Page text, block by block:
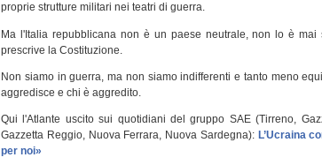
proprie strutture militari nei teatri di guerra.
Ma l'Italia repubblicana non è un paese neutrale, non lo è mai
prescrive la Costituzione.
Non siamo in guerra, ma non siamo indifferenti e tanto meno
aggredisce e chi è aggredito.
Qui l'Atlante uscito sui quotidiani del gruppo SAE (Tirreno,
Gazzetta Reggio, Nuova Ferrara, Nuova Sardegna): L’Ucraina
per noi»